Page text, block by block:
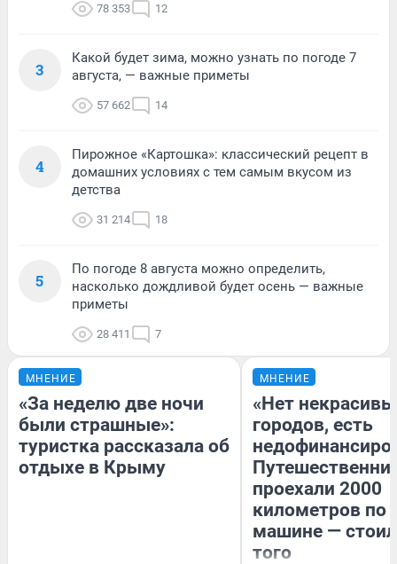
78 353 12
3
Какой будет зима, можно узнать по погоде 7
августа, — важные приметы
57 662 14
4
Пирожное «Картошка»: классический рецепт в
домашних условиях с тем самым вкусом из
детства
31 214 18
5
По погоде 8 августа можно определить,
насколько дождливой будет осень — важные
приметы
28 411 7
МНЕНИЕ
«За неделю две ночи
были страшные»:
туристка рассказала об
отдыхе в Крыму
МНЕНИЕ
«Нет
городов, есть
проехали 2000
километров по
машине —
того